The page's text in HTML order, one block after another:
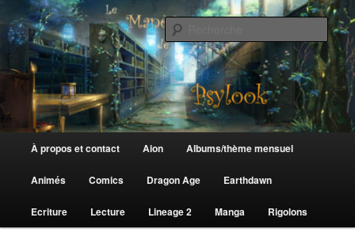
au
contenu
principalLe Manège de Psylook
principal
À propos et contact Aion Albums/thème mensuel
Animés Comics Dragon Age Earthdawn
Ecriture Lecture Lineage 2 Manga Rigolons